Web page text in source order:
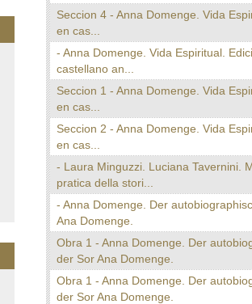
Seccion 4 - Anna Domenge. Vida
en cas...
- Anna Domenge. Vida Espiritual.
castellano an...
Seccion 1 - Anna Domenge. Vida
en cas...
Seccion 2 - Anna Domenge. Vida
en cas...
- Laura Minguzzi. Luciana Tavernini.
pratica della stori...
- Anna Domenge. Der
Ana Domenge.
Obra 1 - Anna Domenge. Der
der Sor Ana Domenge.
Obra 1 - Anna Domenge. Der
der Sor Ana Domenge.